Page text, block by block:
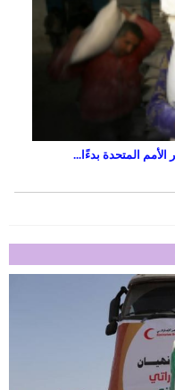
المتحدة بدءًا...